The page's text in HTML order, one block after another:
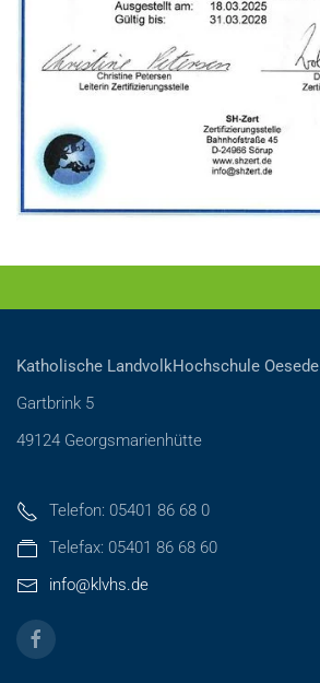
Katholische LandvolkHochschule Oesede
Gartbrink 5
49124 Georgsmarienhütte
Telefon: 05401 86 68 0
Telefax: 05401 86 68 60
info@klvhs.de